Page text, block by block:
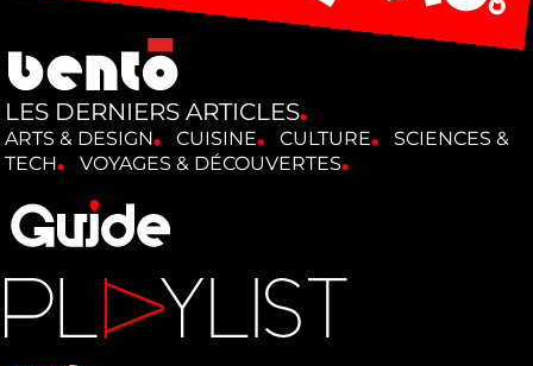
LES DERNIERS ARTICLES
ARTS & DESIGN CUISINE CULTURE
SCIENCES &
TECH
VOYAGES & DÉCOUVERTES